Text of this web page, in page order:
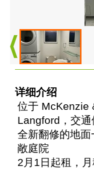
详细介绍
位于 McKenzie
Langford，交通
全新翻修的地
敞庭院
2月1日起租，